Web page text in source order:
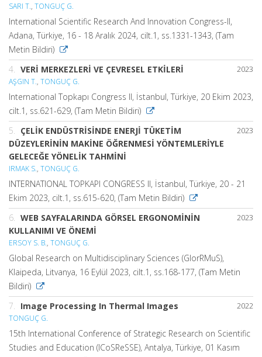
SARI T., TONGUÇ G.
International Scientific Research And Innovation Congress-II,
Adana, Türkiye, 16 - 18 Aralık 2024, cilt.1, ss.1331-1343, (Tam
Metin Bildiri)
2023
4. VERİ MERKEZLERİ VE ÇEVRESEL ETKİLERİ
AŞGIN T., TONGUÇ G.
International Topkapı Congress II, İstanbul, Türkiye, 20 Ekim 2023,
cilt.1, ss.621-629, (Tam Metin Bildiri)
2023
5.
ÇELİK ENDÜSTRİSİNDE ENERJİ TÜKETİM
DÜZEYLERİNİN MAKİNE ÖĞRENMESİ YÖNTEMLERİYLE
GELECEĞE YÖNELİK TAHMİNİ
IRMAK S., TONGUÇ G.
INTERNATIONAL TOPKAPI CONGRESS II, İstanbul, Türkiye, 20 - 21
Ekim 2023, cilt.1, ss.615-620, (Tam Metin Bildiri)
2023
6.
WEB SAYFALARINDA GÖRSEL ERGONOMİNİN
KULLANIMI VE ÖNEMİ
ERSOY S. B., TONGUÇ G.
Global Research on Multidisciplinary Sciences (GlorRMuS),
Klaipeda, Litvanya, 16 Eylül 2023, cilt.1, ss.168-177, (Tam Metin
Bildiri)
2022
7. Image Processing In Thermal Images
TONGUÇ G.
15th International Conference of Strategic Research on Scientific
Studies and Education (ICoSReSSE), Antalya, Türkiye, 01 Kasım